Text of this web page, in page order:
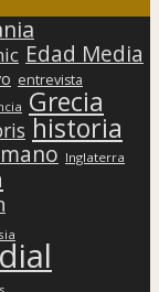
Edad Media
entrevista
Grecia
historia
Inglaterra